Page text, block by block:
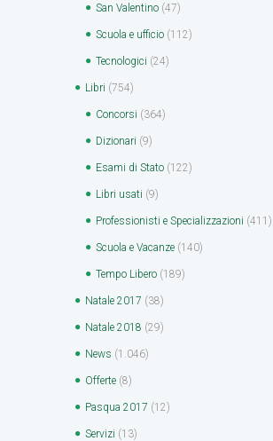
San Valentino (47)
Scuola e ufficio (112)
Tecnologici (24)
Libri (754)
Concorsi (364)
Dizionari (9)
Esami di Stato (122)
Libri usati (9)
Professionisti e Specializzazioni (411)
Scuola e Vacanze (140)
Tempo Libero (189)
Natale 2017 (38)
Natale 2018 (29)
News (1.046)
Offerte (8)
Pasqua 2017 (12)
Servizi (13)